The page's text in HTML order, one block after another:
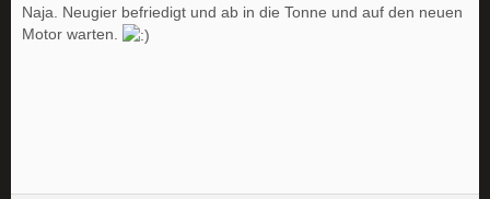
Naja. Neugier befriedigt und ab in die Tonne und auf den neuen
Motor warten.